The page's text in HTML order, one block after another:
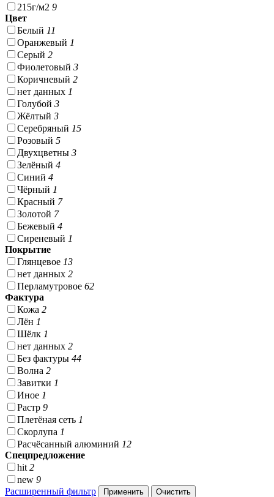
215г/м2 9
Цвет
Белый 11
Оранжевый 1
Серый 2
Фиолетовый 3
Коричневый 2
нет данных 1
Голубой 3
Жёлтый 3
Серебряный 15
Розовый 5
Двухцветны 3
Зелёный 4
Синий 4
Чёрный 1
Красный 7
Золотой 7
Бежевый 4
Сиреневый 1
Покрытие
Глянцевое 13
нет данных 2
Перламутровое 62
Фактура
Кожа 2
Лён 1
Шёлк 1
нет данных 2
Без фактуры 44
Волна 2
Завитки 1
Иное 1
Растр 9
Плетёная сеть 1
Скорлупа 1
Расчёсанный алюминий 12
Спецпредложение
hit 2
new 9
Расширенный фильтр